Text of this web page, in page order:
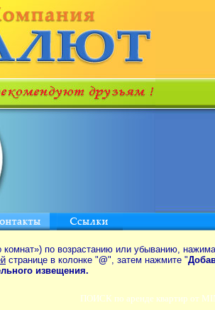
по возрастанию или убыванию,
странице в колонке "@", затем нажмите "
извещения.
ПОИСК по аренде квартир от